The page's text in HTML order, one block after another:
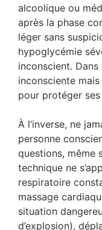
alcoolique ou
après la phase
léger sans
hypoglycémie
inconscient.
inconsciente
pour protéger
À l’inverse, ne
personne
questions, même
technique ne
respiratoire
massage
situation
d’explosion),